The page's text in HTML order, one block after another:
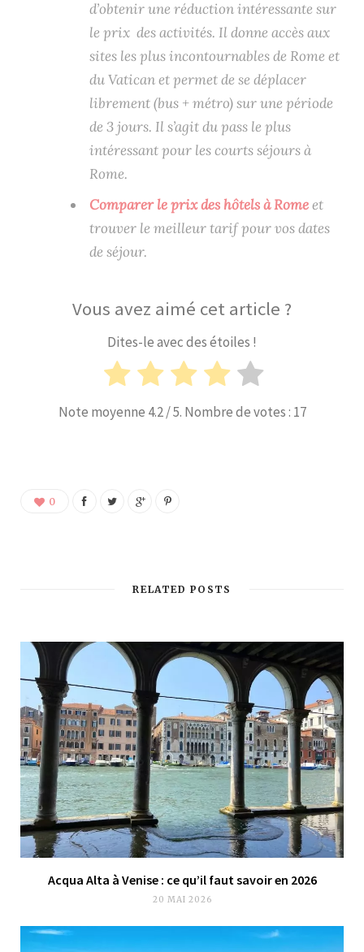
d’obtenir une réduction intéressante sur
le prix des activités. Il donne accès aux
sites les plus incontournables de Rome et
du Vatican et permet de se déplacer
librement (bus + métro) sur une période
de 3 jours. Il s’agit du pass le plus
intéressant pour les courts séjours à
Rome.
Comparer le prix des hôtels à Romeet
trouver le meilleur tarif pour vos dates
de séjour.
Vous avez aimé cet article ?
Dites-le avec des étoiles !
Note moyenne 4.2/ 5. Nombre de votes : 17
0
RELATED POSTS
Acqua Alta à Venise : ce qu’il faut savoir en 2026
20 MAI 2026